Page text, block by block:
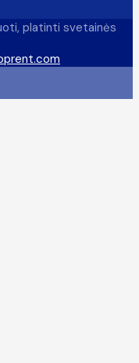
platinti svetainės